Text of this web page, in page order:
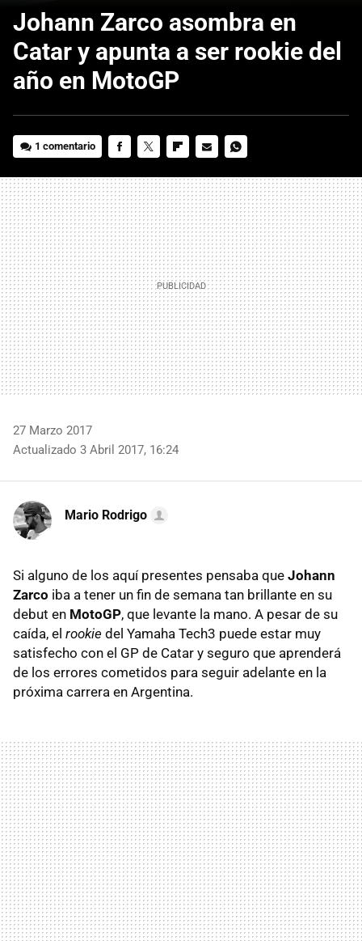
Johann Zarco asombra en
Catar y apunta a ser rookie del
año en MotoGP
1 comentario
MAIL
27 Marzo 2017
Actualizado 3 Abril 2017, 16:24
Mario Rodrigo
Si alguno de los aquí presentes pensaba que Johann
Zarco iba a tener un fin de semana tan brillante en su
debut en MotoGP, que levante la mano. A pesar de su
caída, el rookie del Yamaha Tech3 puede estar muy
satisfecho con el GP de Catar y seguro que aprenderá
de los errores cometidos para seguir adelante en la
próxima carrera en Argentina.